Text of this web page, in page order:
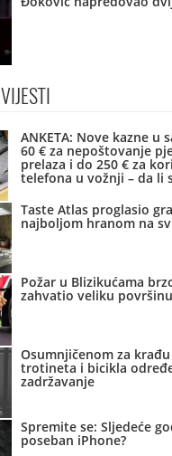
VIJESTI
ANKETA: Nove kazne u
60 € za nepoštovanje
prelaza i do 250 € za
telefona u vožnji – da li
Taste Atlas proglasio
najboljom hranom na
Požar u Blizikućama
zahvatio veliku površinu
Osumnjičenom za
trotineta i bicikla
zadržavanje
Spremite se: Sljedeće
poseban iPhone?